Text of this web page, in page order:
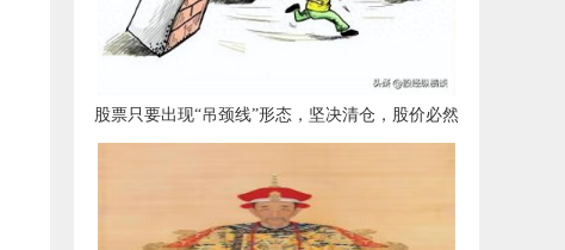
​股票只要出现“吊颈线”形态，坚决清仓，股价必然